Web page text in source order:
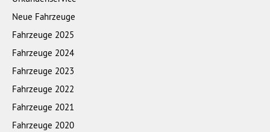
Neue Fahrzeuge
Fahrzeuge 2025
Fahrzeuge 2024
Fahrzeuge 2023
Fahrzeuge 2022
Fahrzeuge 2021
Fahrzeuge 2020